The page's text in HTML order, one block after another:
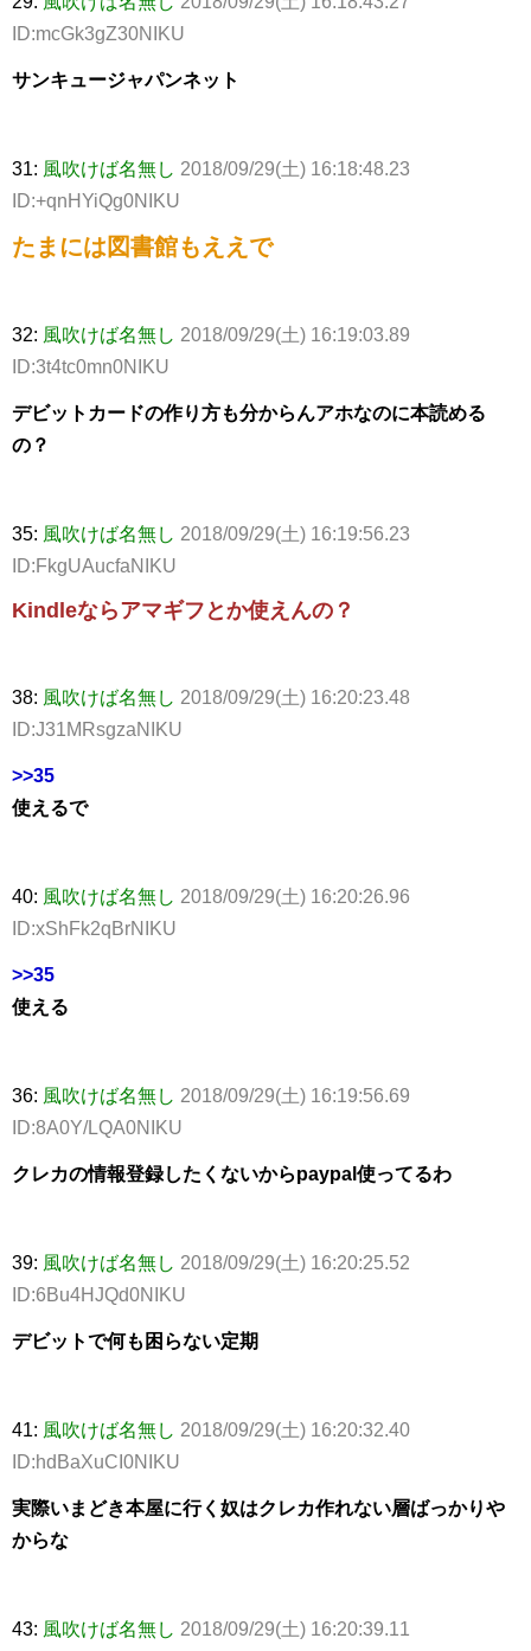
ID:mcGk3gZ30NIKU
サンキュージャパンネット
31: 風吹けば名無し 2018/09/29(土) 16:18:48.23
ID:+qnHYiQg0NIKU
たまには図書館もええで
32: 風吹けば名無し 2018/09/29(土) 16:19:03.89
ID:3t4tc0mn0NIKU
デビットカードの作り方も分からんアホなのに本読める
の？
35: 風吹けば名無し 2018/09/29(土) 16:19:56.23
ID:FkgUAucfaNIKU
Kindleならアマギフとか使えんの？
38: 風吹けば名無し 2018/09/29(土) 16:20:23.48
ID:J31MRsgzaNIKU
>>35
使えるで
40: 風吹けば名無し 2018/09/29(土) 16:20:26.96
ID:xShFk2qBrNIKU
>>35
使える
36: 風吹けば名無し 2018/09/29(土) 16:19:56.69
ID:8A0Y/LQA0NIKU
クレカの情報登録したくないからpaypal使ってるわ
39: 風吹けば名無し 2018/09/29(土) 16:20:25.52
ID:6Bu4HJQd0NIKU
デビットで何も困らない定期
41: 風吹けば名無し 2018/09/29(土) 16:20:32.40
ID:hdBaXuCI0NIKU
実際いまどき本屋に行く奴はクレカ作れない層ばっかりや
からな
43: 風吹けば名無し 2018/09/29(土) 16:20:39.11